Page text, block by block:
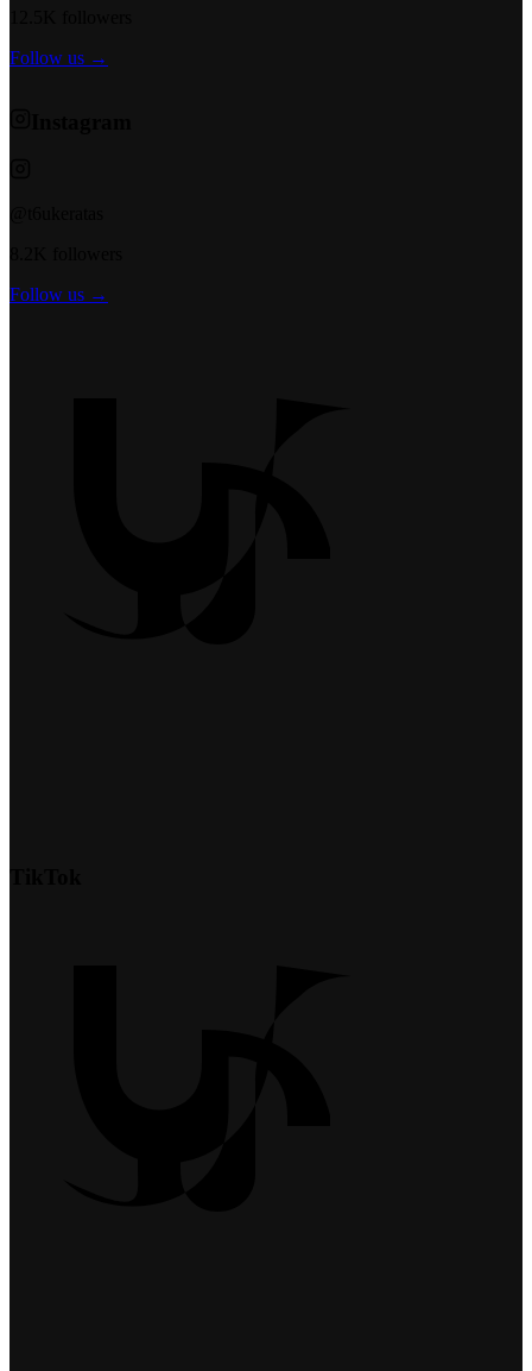
Follow us →
Follow us →